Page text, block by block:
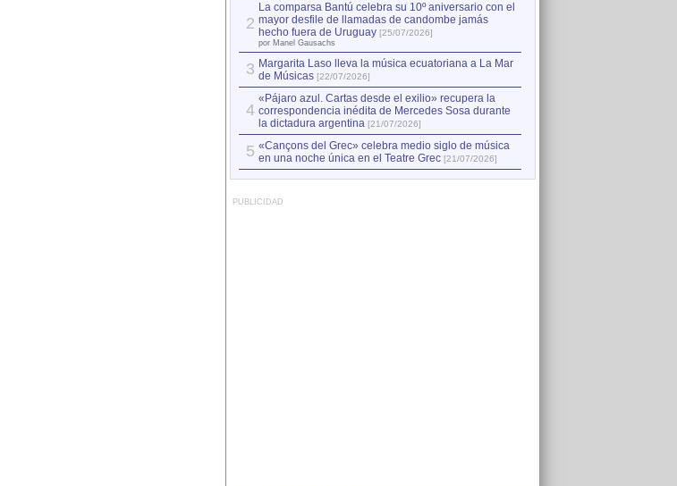
2
La comparsa Bantú celebra su 10º aniversario con el
mayor desfile de llamadas de candombe jamás
hecho fuera de Uruguay [25/07/2026]
por Manel Gausachs
3 Margarita Laso lleva la música ecuatoriana a La Mar
de Músicas [22/07/2026]
4
«Pájaro azul. Cartas desde el exilio» recupera la
correspondencia inédita de Mercedes Sosa durante
la dictadura argentina [21/07/2026]
5 «Cançons del Grec» celebra medio siglo de música
en una noche única en el Teatre Grec [21/07/2026]
PUBLICIDAD